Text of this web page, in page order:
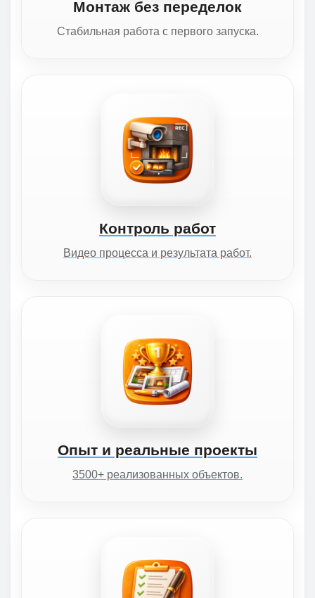
Монтаж без переделок
Стабильная работа с первого запуска.
Контроль работ
Видео процесса и результата работ.
Опыт и реальные проекты
3500+ реализованных объектов.